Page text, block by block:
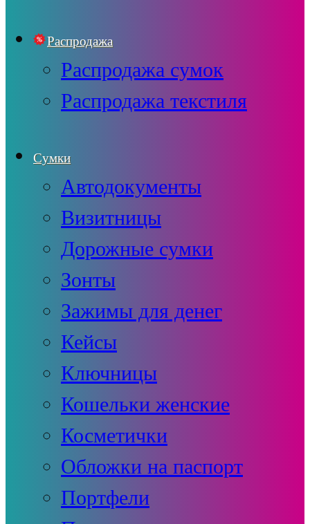
Распродажа
Распродажа сумок
Распродажа текстиля
Сумки
Автодокументы
Визитницы
Дорожные сумки
Зонты
Зажимы для денег
Кейсы
Ключницы
Кошельки женские
Косметички
Обложки на паспорт
Портфели